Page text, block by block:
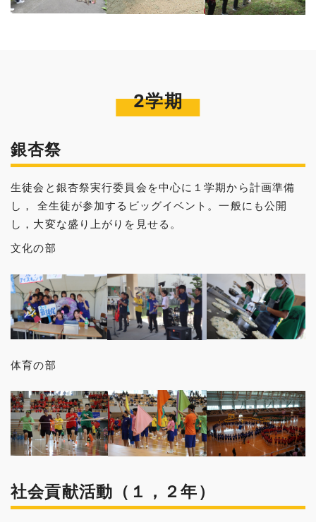
2学期
銀杏祭
生徒会と銀杏祭実行委員会を中心に１学期から計画準備
し， 全生徒が参加するビッグイベント。一般にも公開
し，大変な盛り上がりを見せる。
文化の部
体育の部
社会貢献活動（１，２年）